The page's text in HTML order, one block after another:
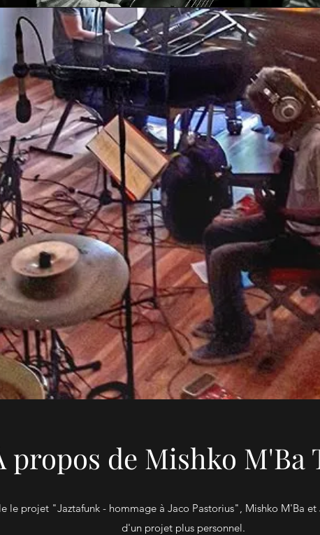
propos de Mishko M'Ba
le projet "Jaztafunk - hommage à Jaco Pastorius", Mishko M'Ba et
d'un projet plus personnel.